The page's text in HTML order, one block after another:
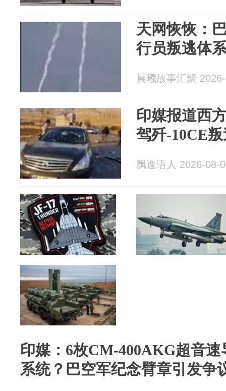
天网恢恢：
行员叛逃体
晨曦故事汇聚
印媒报道西
驾歼-10CE
飘逸语人 2026-08-
印媒：6枚CM-400AKG超音速
系统？巴空军纪念臂章引发争